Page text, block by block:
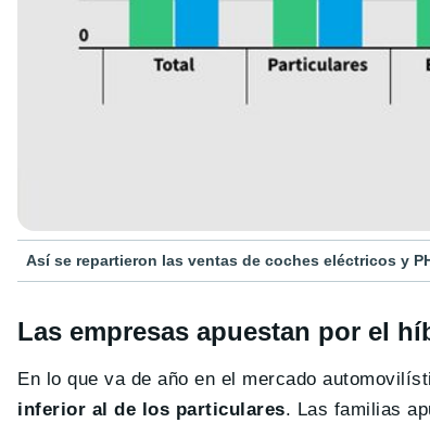
Así se repartieron las ventas de coches eléctricos y
Las empresas apuestan por el
En lo que va de año en el mercado
inferior al de los particulares. Las familias